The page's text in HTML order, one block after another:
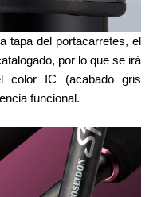
tapa del portacarretes, el
por lo que se irá
color IC (acabado gris
funcional.